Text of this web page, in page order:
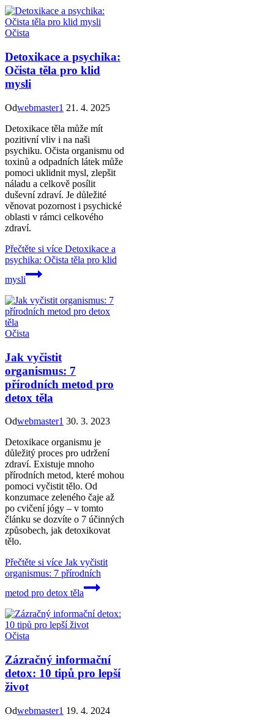
Očista
Detoxikace a psychika:
Očista těla pro klid
mysli
Odwebmaster1 21. 4. 2025
Detoxikace těla může mít
pozitivní vliv i na naši
psychiku. Očista organismu od
toxinů a odpadních látek může
pomoci uklidnit mysl, zlepšit
náladu a celkově posílit
duševní zdraví. Je důležité
věnovat pozornost i psychické
oblasti v rámci celkového
zdraví.
Přečtěte si více Detoxikace a
psychika: Očista těla pro klid
mysli
Očista
Jak vyčistit
organismus: 7
přírodních metod pro
detox těla
Odwebmaster1 30. 3. 2023
Detoxikace organismu je
důležitý proces pro udržení
zdraví. Existuje mnoho
přírodních metod, které mohou
pomoci vyčistit tělo. Od
konzumace zeleného čaje až
po cvičení jógy – v tomto
článku se dozvíte o 7 účinných
způsobech, jak detoxikovat
tělo.
Přečtěte si více Jak vyčistit
organismus: 7 přírodních
metod pro detox těla
Očista
Zázračný informační
detox: 10 tipů pro lepší
život
Odwebmaster1 19. 4. 2024